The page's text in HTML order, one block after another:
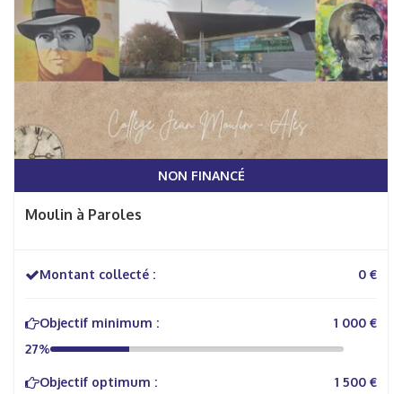
NON FINANCÉ
Moulin à Paroles
Montant collecté : 0 €
Objectif minimum :
1 000 €
27%
Objectif optimum :
1 500 €